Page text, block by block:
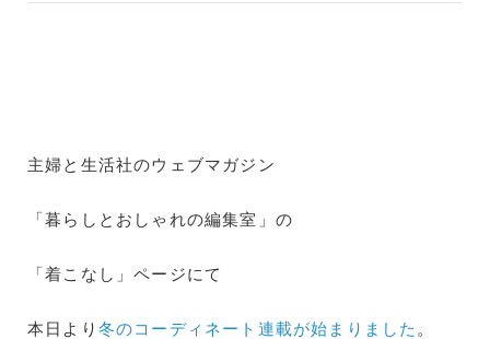
主婦と生活社のウェブマガジン
「暮らしとおしゃれの編集室」の
「着こなし」ページにて
本日より 冬のコーディネート連載が始まりました 。